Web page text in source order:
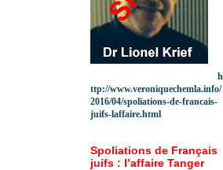
h
ttp://www.veroniquechemla.info/
2016/04/spoliations-de-francais-
juifs-laffaire.html
Spoliations de Français
juifs : l’affaire Tanger